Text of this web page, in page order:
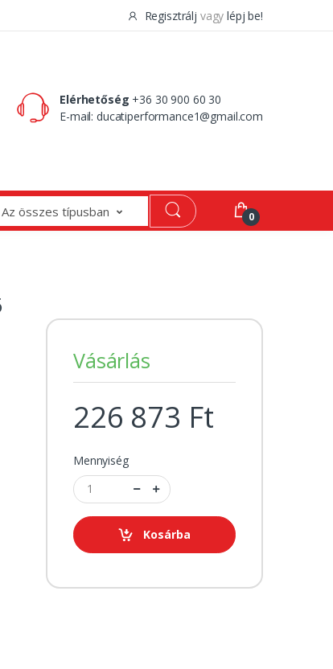
Regisztrálj vagy lépj be!
Elérhetőség +36 30 900 60 30
E-mail:ducatiperformance1@gmail.com
Az összes típusban 0
Vásárlás
226 873 Ft
Mennyiség
Kosárba